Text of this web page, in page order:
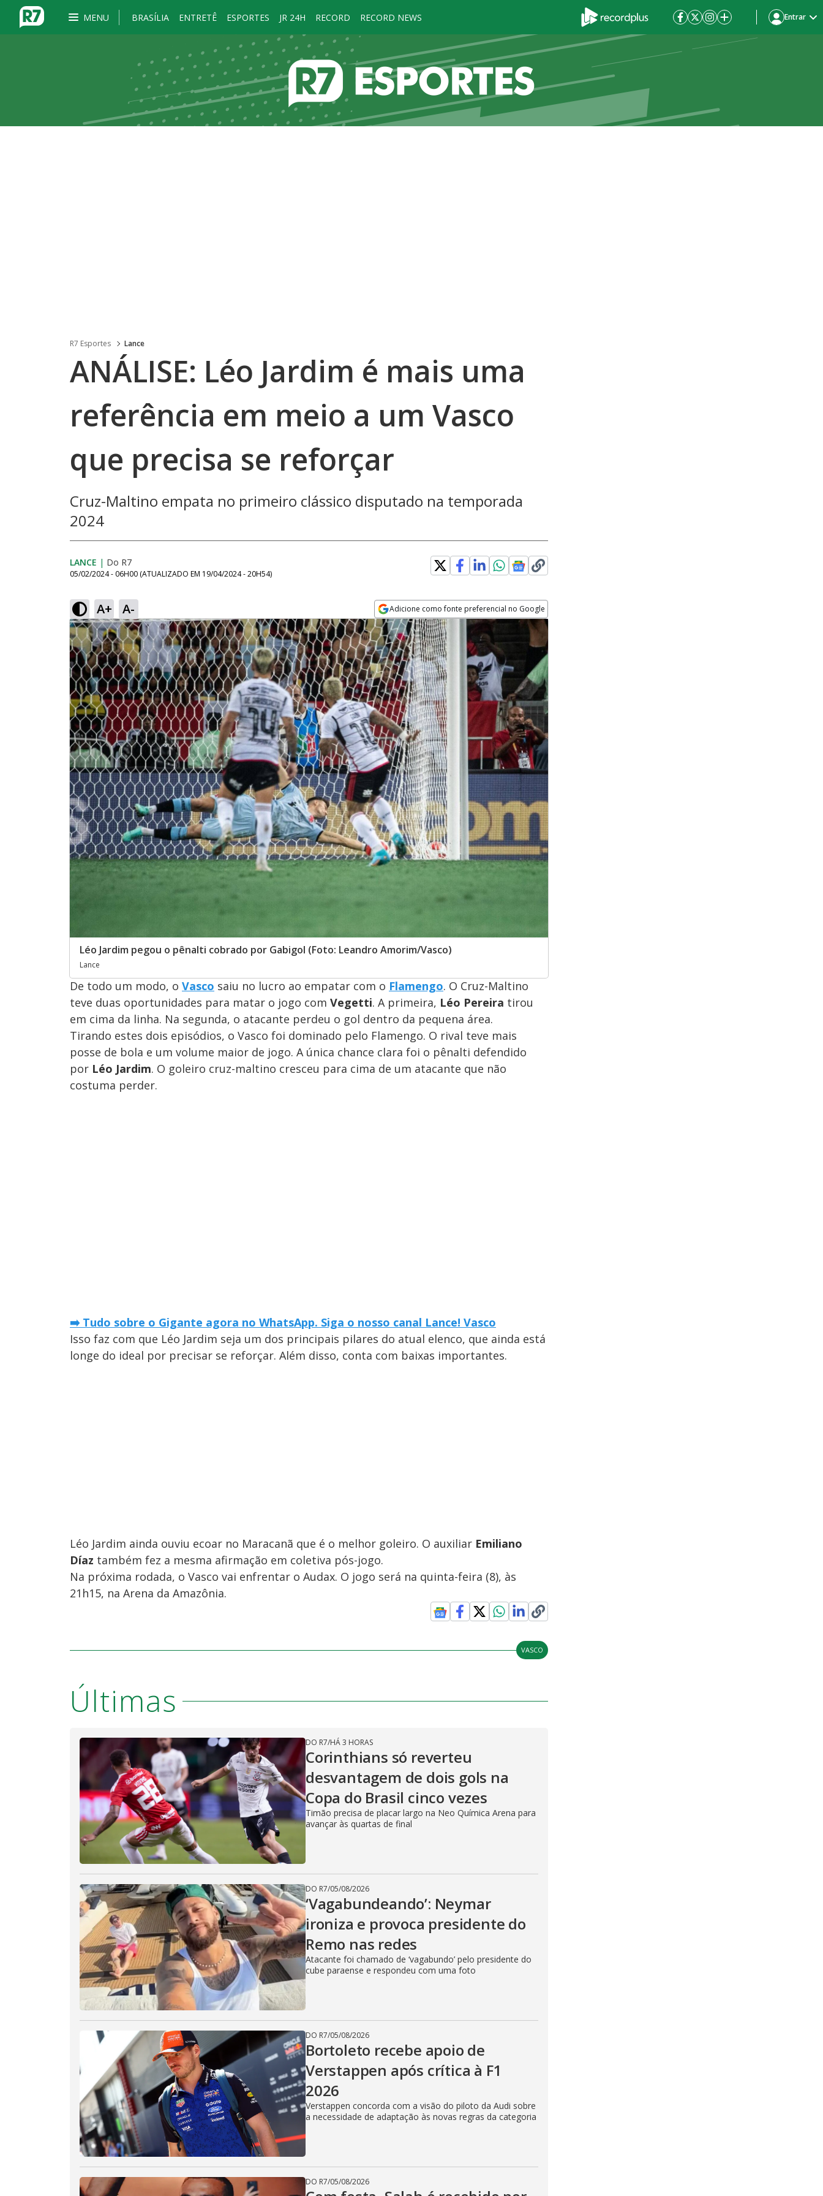
MENU BRASÍLIA ENTRETÊ ESPORTES JR 24H RECORD RECORD NEWS Entrar
R7 Esportes Lance
ANÁLISE: Léo Jardim é mais uma
referência em meio a um Vasco
que precisa se reforçar
Cruz-Maltino empata no primeiro clássico disputado na temporada
2024
LANCE | Do R7
05/02/2024 - 06H00 (ATUALIZADO EM 19/04/2024 - 20H54)
A+ A- Adicione como fonte preferencial no Google
Opens in new window
Léo Jardim pegou o pênalti cobrado por Gabigol (Foto: Leandro Amorim/Vasco)
Lance
De todo um modo, o Vasco saiu no lucro ao empatar com o Flamengo. O Cruz-Maltino
teve duas oportunidades para matar o jogo com Vegetti. A primeira, Léo Pereira tirou
em cima da linha. Na segunda, o atacante perdeu o gol dentro da pequena área.
Tirando estes dois episódios, o Vasco foi dominado pelo Flamengo. O rival teve mais
posse de bola e um volume maior de jogo. A única chance clara foi o pênalti defendido
por Léo Jardim. O goleiro cruz-maltino cresceu para cima de um atacante que não
costuma perder.
➡️ Tudo sobre o Gigante agora no WhatsApp. Siga o nosso canal Lance! Vasco
Isso faz com que Léo Jardim seja um dos principais pilares do atual elenco, que ainda está
longe do ideal por precisar se reforçar. Além disso, conta com baixas importantes.
Léo Jardim ainda ouviu ecoar no Maracanã que é o melhor goleiro. O auxiliar Emiliano
Díaz também fez a mesma afirmação em coletiva pós-jogo.
Na próxima rodada, o Vasco vai enfrentar o Audax. O jogo será na quinta-feira (8), às
21h15, na Arena da Amazônia.
VASCO
Últimas
DO R7/HÁ 3 HORAS
Corinthians só reverteu
desvantagem de dois gols na
Copa do Brasil cinco vezes
Timão precisa de placar largo na Neo Química Arena para
avançar às quartas de final
DO R7/05/08/2026
‘Vagabundeando’: Neymar
ironiza e provoca presidente do
Remo nas redes
Atacante foi chamado de ‘vagabundo’ pelo presidente do
cube paraense e respondeu com uma foto
DO R7/05/08/2026
Bortoleto recebe apoio de
Verstappen após crítica à F1
2026
Verstappen concorda com a visão do piloto da Audi sobre
a necessidade de adaptação às novas regras da categoria
DO R7/05/08/2026